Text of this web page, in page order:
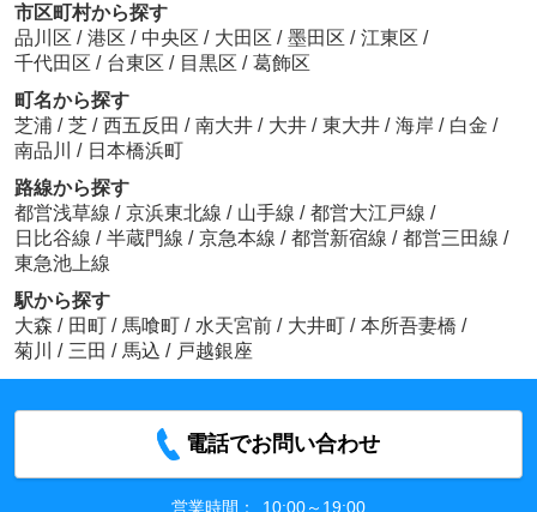
市区町村から探す
品川区 / 港区 / 中央区 / 大田区 / 墨田区 / 江東区 /
千代田区 / 台東区 / 目黒区 / 葛飾区
町名から探す
芝浦 / 芝 / 西五反田 / 南大井 / 大井 / 東大井 / 海岸 / 白金 /
南品川 / 日本橋浜町
路線から探す
都営浅草線 / 京浜東北線 / 山手線 / 都営大江戸線 /
日比谷線 / 半蔵門線 / 京急本線 / 都営新宿線 / 都営三田線 /
東急池上線
駅から探す
大森 / 田町 / 馬喰町 / 水天宮前 / 大井町 / 本所吾妻橋 /
菊川
/ 三田 / 馬込 / 戸越銀座
電話でお問い合わせ
営業時間： 10:00～19:00